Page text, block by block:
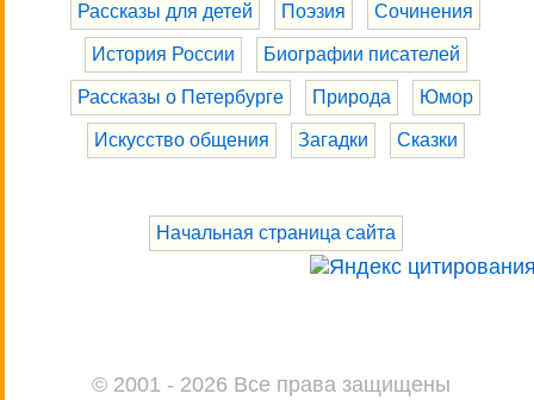
Рассказы для детей Поэзия Сочинения
История России Биографии писателей
Рассказы о Петербурге Природа Юмор
Искусство общения Загадки Сказки
Начальная страница сайта
© 2001 - 2026 Все права защищены